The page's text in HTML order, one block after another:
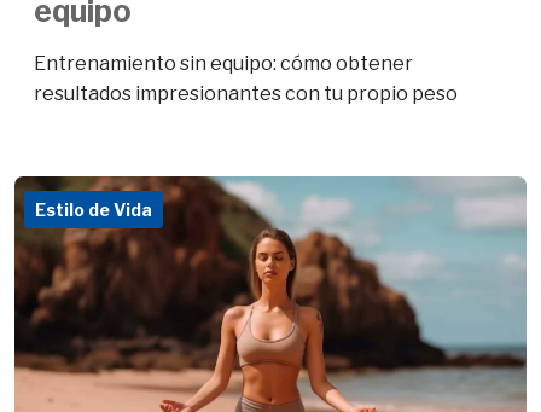
equipo
Entrenamiento sin equipo: cómo obtener
resultados impresionantes con tu propio peso
Estilo de Vida